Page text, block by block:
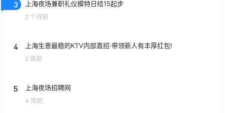
3 上海夜场兼职礼仪模特日结15起步
2 个月前
4 上海生意最稳的KTV内部直招·带领新人有丰厚红包!
2 周前
5 上海夜场招聘网
4 周前